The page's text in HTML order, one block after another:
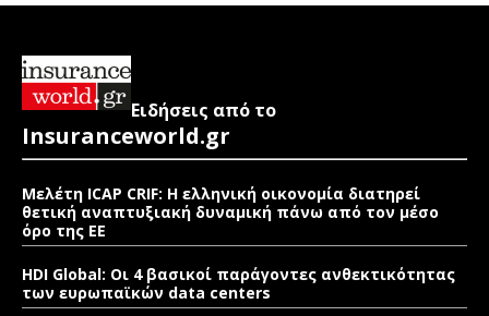
Ειδήσεις από το
Insuranceworld.gr
Μελέτη ICAP CRIF: Η ελληνική οικονομία διατηρεί
θετική αναπτυξιακή δυναμική πάνω από τον μέσο
όρο της ΕΕ
HDI Global: Οι 4 βασικοί παράγοντες ανθεκτικότητας
των ευρωπαϊκών data centers